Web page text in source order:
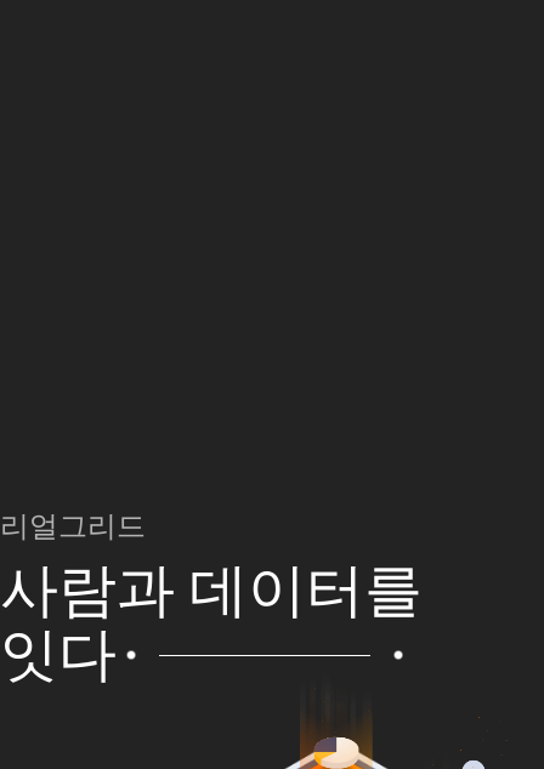
리얼그리드
사람과 데이터를
잇다